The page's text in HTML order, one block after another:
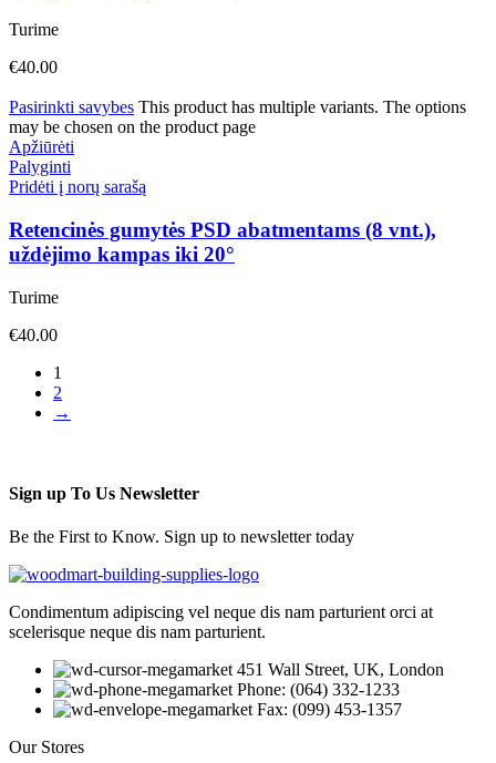
Turime
€40.00
Pasirinkti savybes This product has multiple variants. The options
may be chosen on the product page
Apžiūrėti
Palyginti
Pridėti į norų sarašą
Retencinės gumytės PSD abatmentams (8 vnt.),
uždėjimo kampas iki 20°
Turime
€40.00
1
2
→
Sign up To Us Newsletter
Be the First to Know. Sign up to newsletter today
Condimentum adipiscing vel neque dis nam parturient orci at
scelerisque neque dis nam parturient.
451 Wall Street, UK, London
Phone: (064) 332-1233
Fax: (099) 453-1357
Our Stores